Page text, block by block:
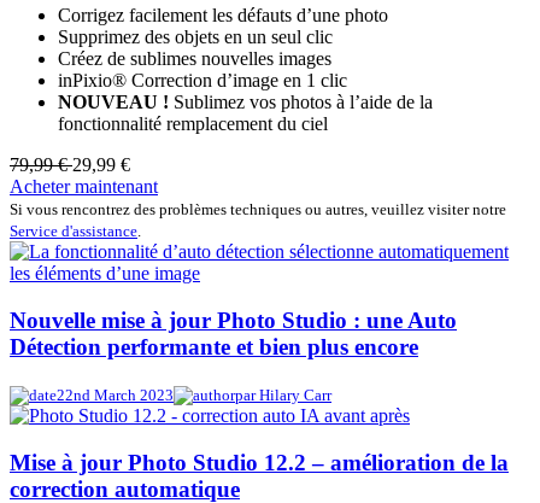
Corrigez facilement les défauts d’une photo
Supprimez des objets en un seul clic
Créez de sublimes nouvelles images
inPixio® Correction d’image en 1 clic
NOUVEAU ! Sublimez vos photos à l’aide de la
fonctionnalité remplacement du ciel
79,99 €29,99 €
Acheter maintenant
Si vous rencontrez des problèmes techniques ou autres, veuillez visiter notre
Service d'assistance.
Nouvelle mise à jour Photo Studio : une Auto
Détection performante et bien plus encore
22nd March 2023 par Hilary Carr
Mise à jour Photo Studio 12.2 – amélioration de la
correction automatique